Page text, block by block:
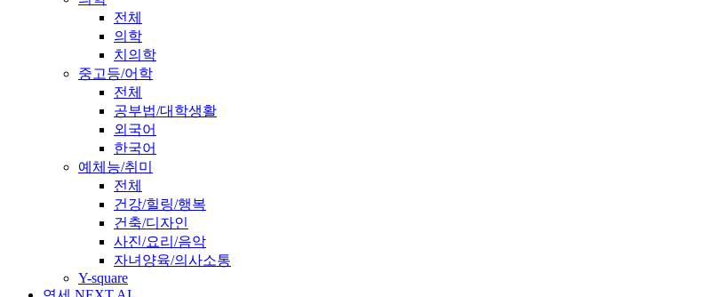
전체
의학
치의학
중고등/어학
전체
공부법/대학생활
외국어
한국어
예체능/취미
전체
건강/힐링/행복
건축/디자인
사진/요리/음악
자녀양육/의사소통
Y-square